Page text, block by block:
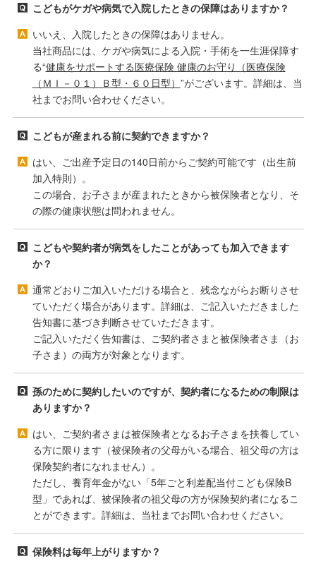
こどもがケガや病気で入院したときの保障はありますか？
いいえ、入院したときの保障はありません。
当社商品には、ケガや病気による入院・手術を一生涯保障す
る“健康をサポートする医療保険 健康のお守り（医療保険
（ＭＩ－０１）Ｂ型・６０日型） ”がございます。詳細は、当
社までお問い合わせください。
こどもが産まれる前に契約できますか？
はい、ご出産予定日の140日前からご契約可能です（出生前
加入特則）。
この場合、お子さまが産まれたときから被保険者となり、そ
の際の健康状態は問われません。
こどもや契約者が病気をしたことがあっても加入できます
か？
通常どおりご加入いただける場合と、残念ながらお断りさせ
ていただく場合があります。詳細は、ご記入いただきました
告知書に基づき判断させていただきます。
ご記入いただく告知書は、ご契約者さまと被保険者さま（お
子さま）の両方が対象となります。
孫のために契約したいのですが、契約者になるための制限は
ありますか？
はい、ご契約者さまは被保険者となるお子さまを扶養してい
る方に限ります（被保険者の父母がいる場合、祖父母の方は
保険契約者になれません）。
ただし、養育年金がない「5年ごと利差配当付こども保険B
型」であれば、被保険者の祖父母の方が保険契約者になるこ
とができます。詳細は、当社までお問い合わせください。
保険料は毎年上がりますか？